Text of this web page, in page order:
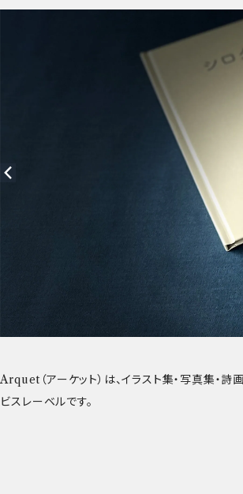
Arquet（アーケット）は、イラスト集・写真集・
ビスレーベルです。